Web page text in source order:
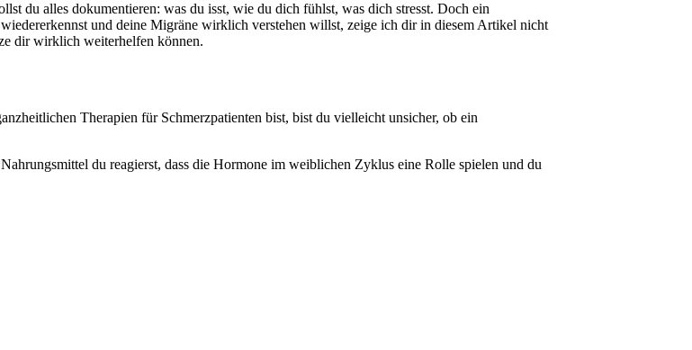
du alles dokumentieren: was du isst, wie du dich fühlst, was dich stresst. Doch ein
und deine Migräne wirklich verstehen willst, zeige ich dir in diesem Artikel nicht
dir wirklich weiterhelfen können.
Therapien für Schmerzpatienten bist, bist du vielleicht unsicher, ob ein
du reagierst, dass die Hormone im weiblichen Zyklus eine Rolle spielen und du